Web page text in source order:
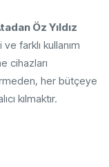
Öz Yıldız
farklı kullanım
cihazları
her bütçeye
kılmaktır.